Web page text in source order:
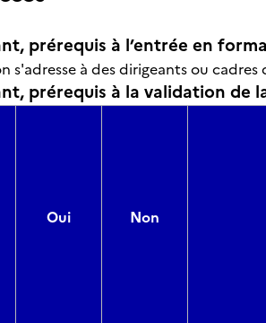
prérequis à l’entrée en
s'adresse à des dirigeants ou
prérequis à la validation de
Oui Non